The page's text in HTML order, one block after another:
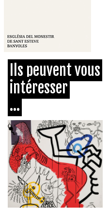
Ils peuvent vous
intéresser
...